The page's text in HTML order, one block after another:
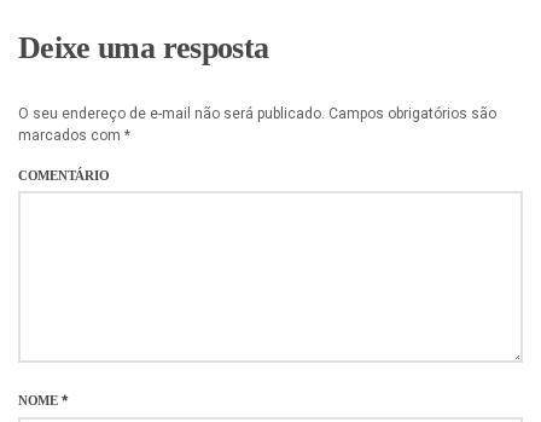
Deixe uma resposta
O seu endereço de e-mail não será publicado. Campos obrigatórios são
marcados com *
COMENTÁRIO
NOME *